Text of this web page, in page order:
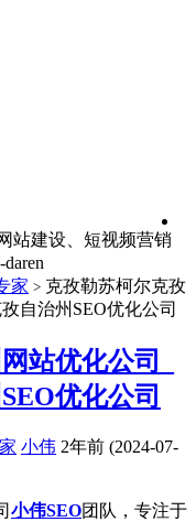
站建设、短视频营销
家 > 克孜勒苏柯尔克孜
自治州SEO优化公司
站优化公司_
优化公司
小伟 2年前 (2024-07-
小伟SEO团队，专注于